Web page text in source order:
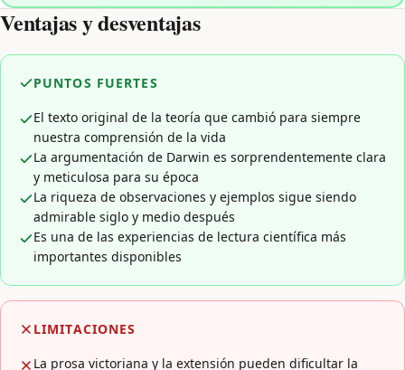
Ventajas y desventajas
PUNTOS FUERTES
El texto original de la teoría que cambió para siempre
nuestra comprensión de la vida
La argumentación de Darwin es sorprendentemente clara
y meticulosa para su época
La riqueza de observaciones y ejemplos sigue siendo
admirable siglo y medio después
Es una de las experiencias de lectura científica más
importantes disponibles
LIMITACIONES
La prosa victoriana y la extensión pueden dificultar la